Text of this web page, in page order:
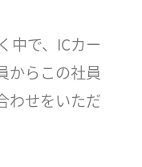
中で、ICカー
からこの社員
わせをいただ